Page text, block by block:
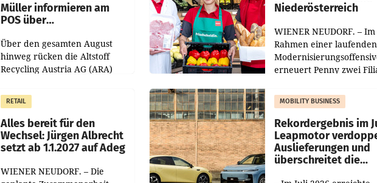
Müller informieren am
POS über
Über den gesamten August
hinweg rücken die Altstoff
Recycling Austria AG (ARA)
Müller die Initiative „Kreislauf-
Helden“ in allen
österreichischen Müller-Filialen
Niederösterreich
WIENER NEUDORF. – Im
Rahmen einer laufenden
erneuert Penny zwei
Die beiden Standorte
Haag sowie im rund
RETAIL
Alles bereit für den
Wechsel: Jürgen Albrecht
setzt ab 1.1.2027 auf Adeg
WIENER NEUDORF. – Die
MOBILITY BUSINESS
Rekordergebnis im
Leapmotor
Auslieferungen und
überschreitet die